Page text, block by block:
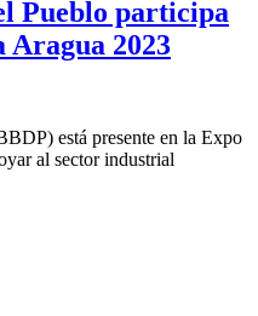
Pueblo participa
Aragua 2023
está presente en la Expo
al sector industrial